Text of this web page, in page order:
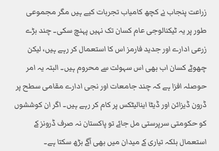
زراعت پنجاب نے کچھ کامیاب تجربات کیے ہیں مگر مجموعی
طور پر یہ ٹیکنالوجی عام کسان تک نہیں پہنچ سکی۔ چند بڑے
زرعی ادارے اور جدید فارمز اس کا استعمال کر رہے ہیں، لیکن
چھوٹے کسان اب بھی اس سہولت سے محروم ہیں۔ البتہ یہ امر
حوصلہ افزا ہے کہ چند جامعات اور نجی ادارے مقامی سطح پر
ڈرون ڈیزائن اور ڈیٹا اینالیٹکس پر کام کر رہے ہیں۔ اگر ان کوششوں
کو حکومتی سرپرستی مل جائے تو پاکستان نہ صرف ڈرونز کے
استعمال بلکہ تیاری کے میدان میں بھی آگے بڑھ سکتا ہے۔